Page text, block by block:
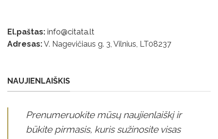
El.paštas: info@citata.lt
Adresas:V. Nagevičiaus g. 3, Vilnius, LT08237
NAUJIENLAIŠKIS
Prenumeruokite mūsų naujienlaiškį ir
būkite pirmasis, kuris sužinosite visas